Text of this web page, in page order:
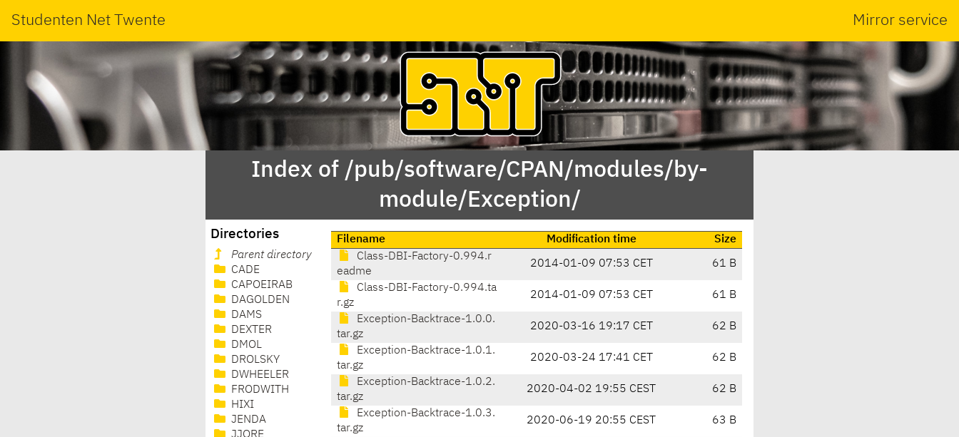
Studenten Net Twente Mirror service
Index of /pub/software/CPAN/modules/by-
module/Exception/
Directories
Parent directory
CADE
CAPOEIRAB
DAGOLDEN
DAMS
DEXTER
DMOL
DROLSKY
DWHEELER
FRODWITH
HIXI
JENDA
Filename Modification time
Size
Class-DBI-Factory-0.994.r
eadme
2014-01-09 07:53 CET 61 B
Class-DBI-Factory-0.994.ta
r.gz
2014-01-09 07:53 CET 61 B
Exception-Backtrace-1.0.0.
tar.gz
2020-03-16 19:17 CET 62 B
Exception-Backtrace-1.0.1.
tar.gz
2020-03-24 17:41 CET 62 B
Exception-Backtrace-1.0.2.
tar.gz
2020-04-02 19:55 CEST 62 B
Exception-Backtrace-1.0.3.
tar.gz
2020-06-19 20:55 CEST 63 B